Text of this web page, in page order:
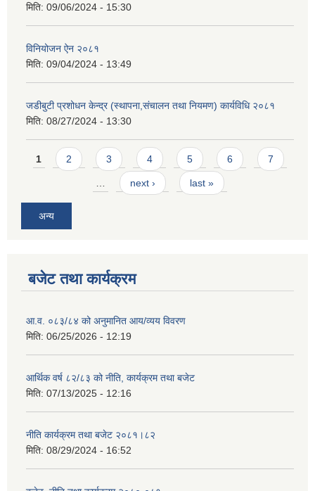
मिति: 09/06/2024 - 15:30
विनियोजन ऐन २०८१
मिति: 09/04/2024 - 13:49
जडीबुटी प्रशोधन केन्द्र (स्थापना,संचालन तथा नियमण) कार्यविधि २०८१
मिति: 08/27/2024 - 13:30
Pages
1 2 3 4 5 6 7
… next › last »
अन्य
बजेट तथा कार्यक्रम
आ.व. ०८३/८४ को अनुमानित आय/व्यय विवरण
मिति: 06/25/2026 - 12:19
आर्थिक वर्ष ८२/८३ को नीति, कार्यक्रम तथा बजेट
मिति: 07/13/2025 - 12:16
नीति कार्यक्रम तथा बजेट २०८१।८२
मिति: 08/29/2024 - 16:52